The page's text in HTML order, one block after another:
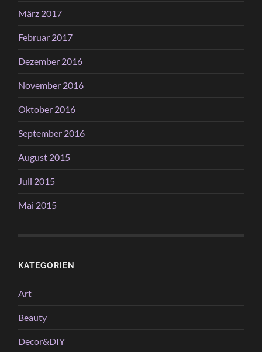
März 2017
Februar 2017
Dezember 2016
November 2016
Oktober 2016
September 2016
August 2015
Juli 2015
Mai 2015
KATEGORIEN
Art
Beauty
Decor&DIY